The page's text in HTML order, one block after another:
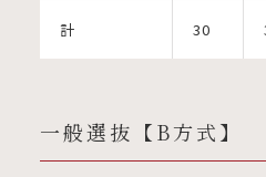
計 30
一般選抜【B方式】